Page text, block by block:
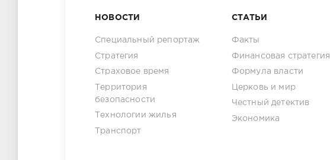
НОВОСТИ
Специальный репортаж
Стратегия
Страховое время
Территория
безопасности
Технологии жилья
Транспорт
СТАТЬИ
Факты
Финансовая стратегия
Формула власти
Церковь и мир
Честный детектив
Экономика